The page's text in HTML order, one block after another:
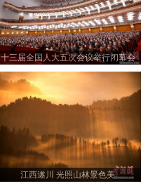
十三届全国人大五次会议举行闭幕会
江西遂川 光照山林景色美